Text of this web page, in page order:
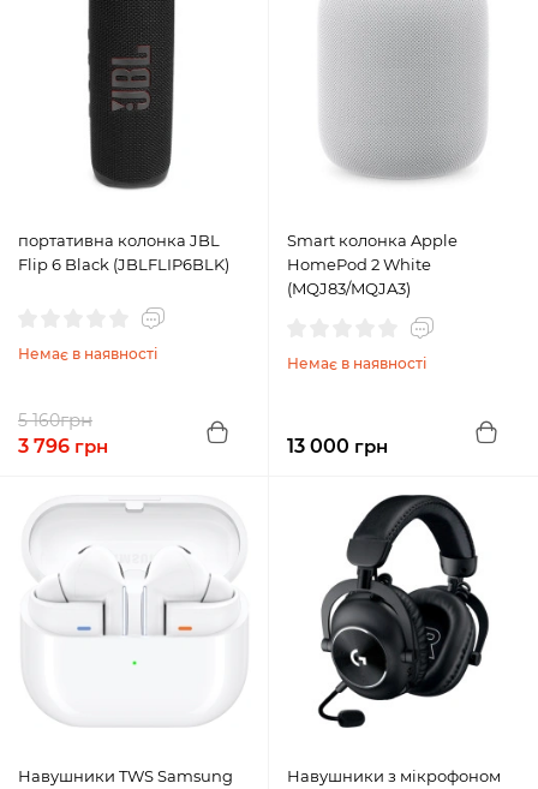
портативна колонка JBL
Flip 6 Black (JBLFLIP6BLK)
Немає в наявності
5 160грн
3 796 грн
Smart колонка Apple
HomePod 2 White
(MQJ83/MQJA3)
Немає в наявності
13 000 грн
Навушники TWS Samsung
Навушники з мікрофоном